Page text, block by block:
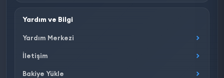
Yardım ve Bilgi
Yardım Merkezi
İletişim
Bakiye Yükle